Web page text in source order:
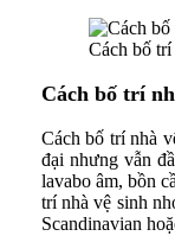
Cách bố
Cách bố trí
Cách bố trí nhà
đại nhưng vẫn
lavabo âm, bồn
trí nhà vệ sinh
Scandinavian